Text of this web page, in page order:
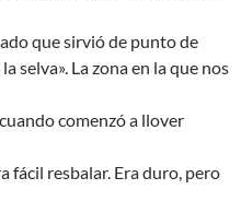
que sirvió de punto de
selva». La zona en la que nos
comenzó a llover
fácil resbalar. Era duro, pero